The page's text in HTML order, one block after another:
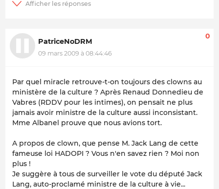
PatriceNoDRM
09 mars 2009 à 08:44:46
0
Par quel miracle retrouve-t-on toujours des clowns au
ministère de la culture ? Après Renaud Donnedieu de
Vabres (RDDV pour les intimes), on pensait ne plus
jamais avoir ministre de la culture aussi inconsistant.
Mme Albanel prouve que nous avions tort.
A propos de clown, que pense M. Jack Lang de cette
fameuse loi HADOPI ? Vous n'en savez rien ? Moi non
plus !
Je suggère à tous de surveiller le vote du député Jack
Lang, auto-proclamé ministre de la culture à vie...